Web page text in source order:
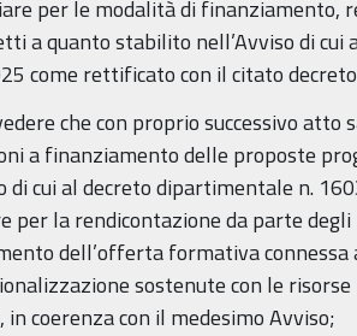
per le modalità di finanziamento,
a quanto stabilito nell’Avviso di
come rettificato con il citato
che con proprio successivo
a finanziamento delle proposte
di cui al decreto dipartimentale n.
per la rendicontazione da parte
dell’offerta formativa connessa
sostenute con le
in coerenza con il medesimo Avviso;